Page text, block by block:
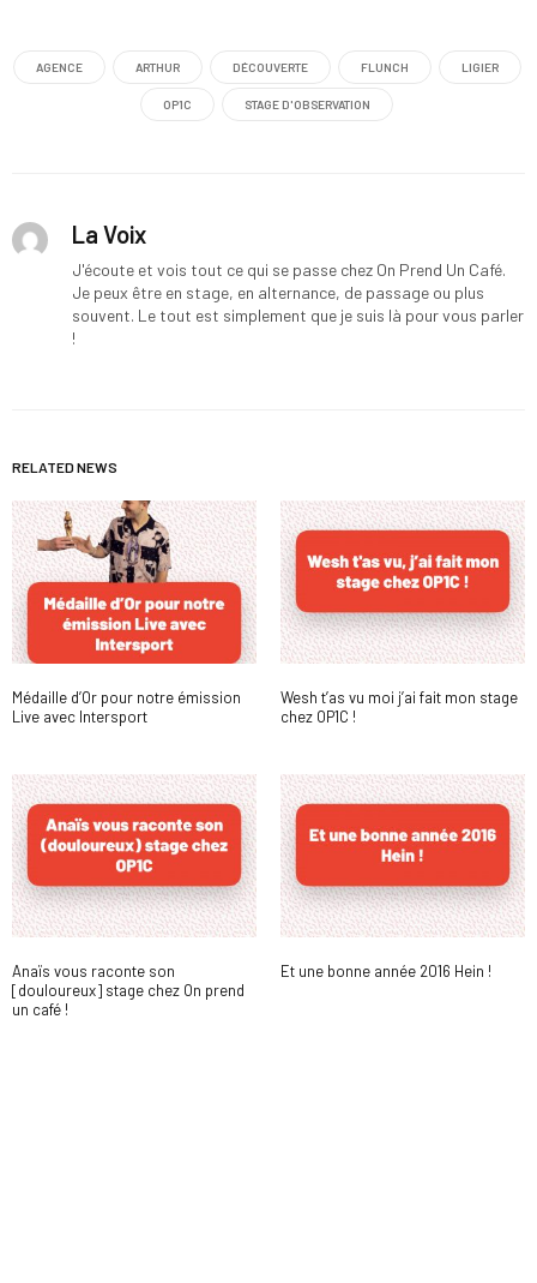
AGENCE ARTHUR DÉCOUVERTE FLUNCH LIGIER
OP1C STAGE D'OBSERVATION
La Voix
J'écoute et vois tout ce qui se passe chez On Prend Un Café.
Je peux être en stage, en alternance, de passage ou plus
souvent. Le tout est simplement que je suis là pour vous parler
!
RELATED NEWS
Médaille d’Or pour notre émission
Live avec Intersport
Wesh t’as vu moi j’ai fait mon stage
chez OP1C !
Anaïs vous raconte son
[douloureux] stage chez On prend
un café !
Et une bonne année 2016 Hein !